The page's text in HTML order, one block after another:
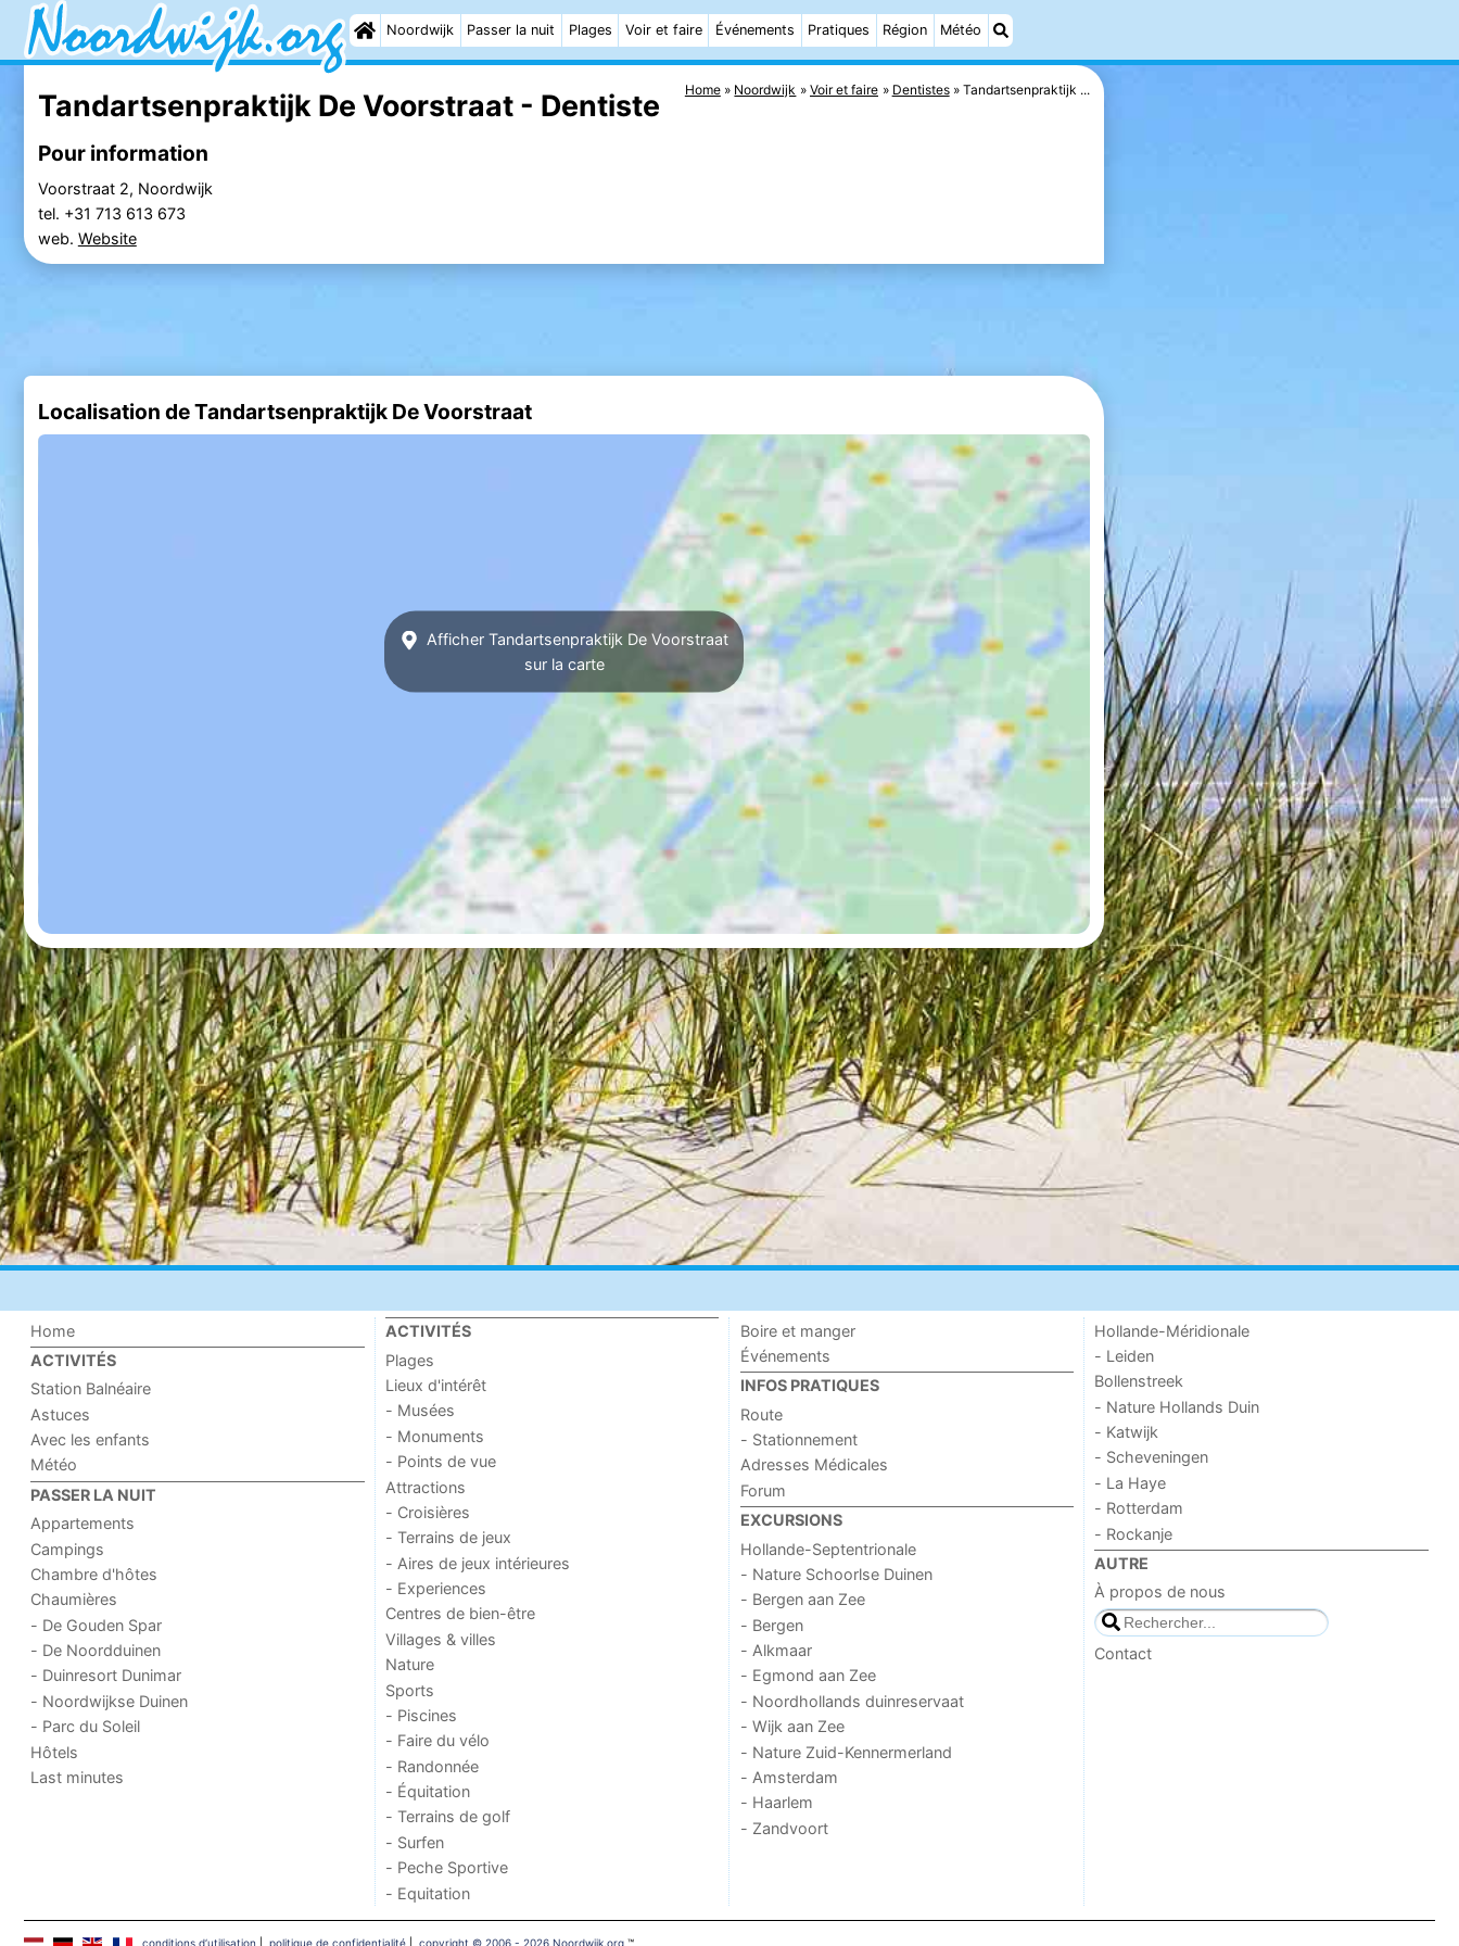
Noordwijk Passer la nuit Plages Voir et faire Événements Pratiques Région Météo
Home Noordwijk Voir et faire Dentistes Tandartsenpraktijk ...
Tandartsenpraktijk De Voorstraat - Dentiste
Pour information
Voorstraat 2, Noordwijk
tel. +31 713 613 673
web. Website
Localisation de Tandartsenpraktijk De Voorstraat
Afficher Tandartsenpraktijk De Voorstraat
sur la carte
Home
ACTIVITÉS
Station Balnéaire
Astuces
Avec les enfants
Météo
PASSER LA NUIT
Appartements
Campings
Chambre d'hôtes
Chaumières
- De Gouden Spar
- De Noordduinen
- Duinresort Dunimar
- Noordwijkse Duinen
- Parc du Soleil
Hôtels
Last minutes
ACTIVITÉS
Plages
Lieux d'intérêt
- Musées
- Monuments
- Points de vue
Attractions
- Croisières
- Terrains de jeux
- Aires de jeux intérieures
- Experiences
Centres de bien-être
Villages & villes
Nature
Sports
- Piscines
- Faire du vélo
- Randonnée
- Équitation
- Terrains de golf
- Surfen
- Peche Sportive
- Equitation
Boire et manger
Événements
INFOS PRATIQUES
Route
- Stationnement
Adresses Médicales
Forum
EXCURSIONS
Hollande-Septentrionale
- Nature Schoorlse Duinen
- Bergen aan Zee
- Bergen
- Alkmaar
- Egmond aan Zee
- Noordhollands duinreservaat
- Wijk aan Zee
- Nature Zuid-Kennermerland
- Amsterdam
- Haarlem
- Zandvoort
Hollande-Méridionale
- Leiden
Bollenstreek
- Nature Hollands Duin
- Katwijk
- Scheveningen
- La Haye
- Rotterdam
- Rockanje
AUTRE
À propos de nous
Contact
conditions d‘utilisation politique de confidentialité| copyright © 2006 - 2026 Noordwijk.org™